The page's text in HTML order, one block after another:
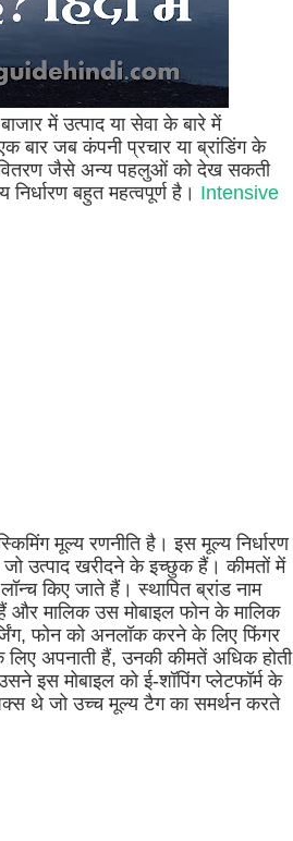
में उत्पाद या सेवा के बारे में
बार जब कंपनी प्रचार या ब्रांडिंग के
वितरण जैसे अन्य पहलुओं को देख सकती
बहुत महत्वपूर्ण है। Intensive
मूल्य रणनीति है। इस मूल्य निर्धारण
उत्पाद खरीदने के इच्छुक हैं। कीमतों में
किए जाते हैं। स्थापित ब्रांड नाम
हैं और मालिक उस मोबाइल फोन के मालिक
फोन को अनलॉक करने के लिए फिंगर
अपनाती हैं, उनकी कीमतें अधिक होती
इस मोबाइल को ई-शॉपिंग प्लेटफॉर्म के
थे जो उच्च मूल्य टैग का समर्थन करते